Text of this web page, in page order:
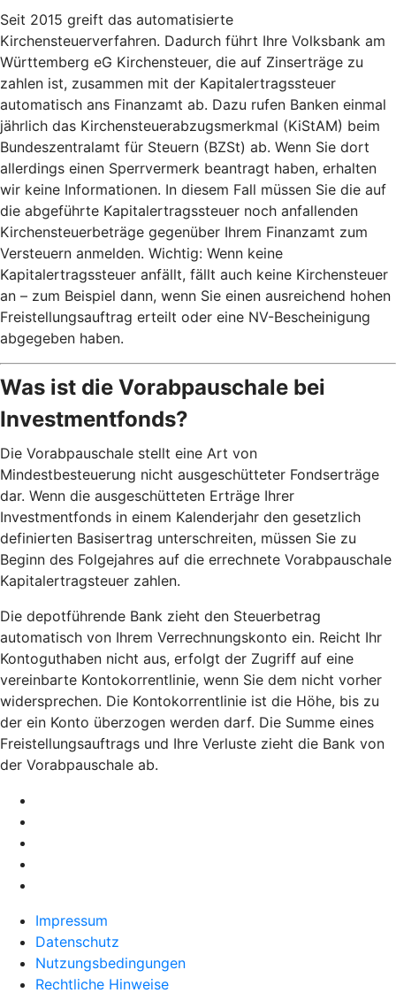
Seit 2015 greift das automatisierte
Kirchensteuerverfahren. Dadurch führt Ihre Volksbank am
Württemberg eG Kirchensteuer, die auf Zinserträge zu
zahlen ist, zusammen mit der Kapitalertragssteuer
automatisch ans Finanzamt ab. Dazu rufen Banken einmal
jährlich das Kirchensteuerabzugsmerkmal (KiStAM) beim
Bundeszentralamt für Steuern (BZSt) ab. Wenn Sie dort
allerdings einen Sperrvermerk beantragt haben, erhalten
wir keine Informationen. In diesem Fall müssen Sie die auf
die abgeführte Kapitalertragssteuer noch anfallenden
Kirchensteuerbeträge gegenüber Ihrem Finanzamt zum
Versteuern anmelden. Wichtig: Wenn keine
Kapitalertragssteuer anfällt, fällt auch keine Kirchensteuer
an – zum Beispiel dann, wenn Sie einen ausreichend hohen
Freistellungsauftrag erteilt oder eine NV-Bescheinigung
abgegeben haben.
Was ist die Vorabpauschale bei
Investmentfonds?
Die Vorabpauschale stellt eine Art von
Mindestbesteuerung nicht ausgeschütteter Fondserträge
dar. Wenn die ausgeschütteten Erträge Ihrer
Investmentfonds in einem Kalenderjahr den gesetzlich
definierten Basisertrag unterschreiten, müssen Sie zu
Beginn des Folgejahres auf die errechnete Vorabpauschale
Kapitalertragsteuer zahlen.
Die depotführende Bank zieht den Steuerbetrag
automatisch von Ihrem Verrechnungskonto ein. Reicht Ihr
Kontoguthaben nicht aus, erfolgt der Zugriff auf eine
vereinbarte Kontokorrentlinie, wenn Sie dem nicht vorher
widersprechen. Die Kontokorrentlinie ist die Höhe, bis zu
der ein Konto überzogen werden darf. Die Summe eines
Freistellungsauftrags und Ihre Verluste zieht die Bank von
der Vorabpauschale ab.
Impressum
Datenschutz
Nutzungsbedingungen
Rechtliche Hinweise